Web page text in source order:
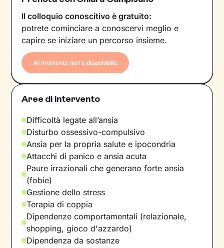
Il colloquio conoscitivo è gratuito:
potrete cominciare a conoscervi meglio e
capire se iniziare un percorso insieme.
Al momento non è disponibile
Aree di intervento
Difficoltà legate all’ansia
Disturbo ossessivo-compulsivo
Ansia per la propria salute e ipocondria
Attacchi di panico e ansia acuta
Paure irrazionali che generano forte ansia
(fobie)
Gestione dello stress
Terapia di coppia
Dipendenze comportamentali (relazionale,
shopping, gioco d'azzardo)
Dipendenza da sostanze